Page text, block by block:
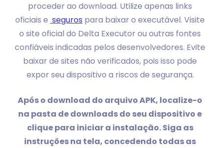
proceder ao download. Utilize apenas links
oficiais e seguros para baixar o executável. Visite
o site oficial do Delta Executor ou outras fontes
confiáveis indicadas pelos desenvolvedores. Evite
baixar de sites não verificados, pois isso pode
expor seu dispositivo a riscos de segurança.
Após o download do arquivo APK, localize-o
na pasta de downloads do seu dispositivo e
clique para iniciar a instalação. Siga as
instruções na tela, concedendo todas as